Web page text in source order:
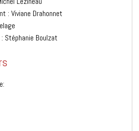
: Viviane Drahonnet
Stéphanie Boulzat